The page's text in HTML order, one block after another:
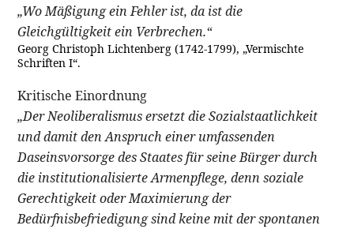
„Wo Mäßigung ein Fehler ist, da ist die
Gleichgültigkeit ein Verbrechen.“
Georg Christoph Lichtenberg (1742-1799), „Vermischte
Schriften I“.
Kritische Einordnung
„Der Neoliberalismus ersetzt die Sozialstaatlichkeit
und damit den Anspruch einer umfassenden
Daseinsvorsorge des Staates für seine Bürger durch
die institutionalisierte Armenpflege, denn soziale
Gerechtigkeit oder Maximierung der
Bedürfnisbefriedigung sind keine mit der spontanen